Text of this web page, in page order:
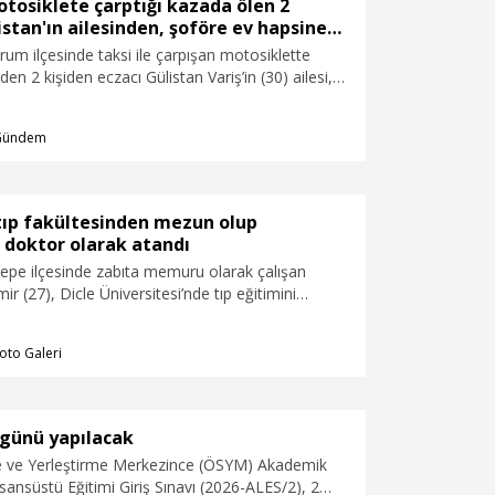
yerinde görmeye davet ederek,
önce ‘Bize gelin’ değil, ‘Gelin, bizi
diyoruz. Tercihinizi yalnızca puanlara göre
değil, nasıl bir insan ve meslek mensubu olmak
çarptığı kazada ölen 2
ailesinden, şoföre ev hapsine
ilçesinde taksi ile çarpışan motosiklette
2 kişiden eczacı Gülistan Variş’in (30) ailesi,
kız kardeşim bir daha geri dönmeyecek
fakültesinden mezun olup
doktor olarak atandı
ilçesinde zabıta memuru olarak çalışan
(27), Dicle Üniversitesi’nde tıp eğitimini
eden Demir, Kızıltepe Belediye Başkanı
Galeri
yapılacak
ve Yerleştirme Merkezince (ÖSYM) Akademik
Eğitimi Giriş Sınavı (2026-ALES/2), 2